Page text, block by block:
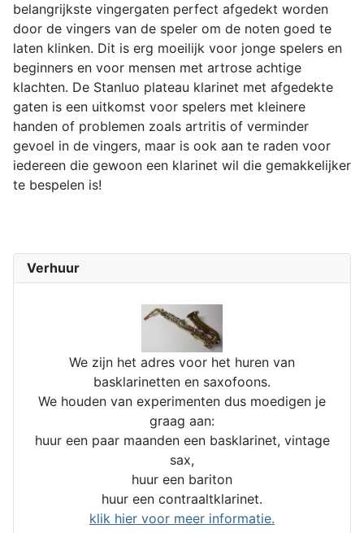
Verhuur
We zijn het adres voor het huren van
basklarinetten en saxofoons.
We houden van experimenten dus moedigen je
graag aan:
huur een paar maanden een basklarinet, vintage
sax,
huur een bariton
huur een contraaltklarinet.
klik hier voor meer informatie.
belangrijkste vingergaten perfect afgedekt worden
door de vingers van de speler om de noten goed te
laten klinken. Dit is erg moeilijk voor jonge spelers en
beginners en voor mensen met artrose achtige
klachten. De Stanluo plateau klarinet met afgedekte
gaten is een uitkomst voor spelers met kleinere
handen of problemen zoals artritis of verminder
gevoel in de vingers, maar is ook aan te raden voor
iedereen die gewoon een klarinet wil die gemakkelijker
te bespelen is!